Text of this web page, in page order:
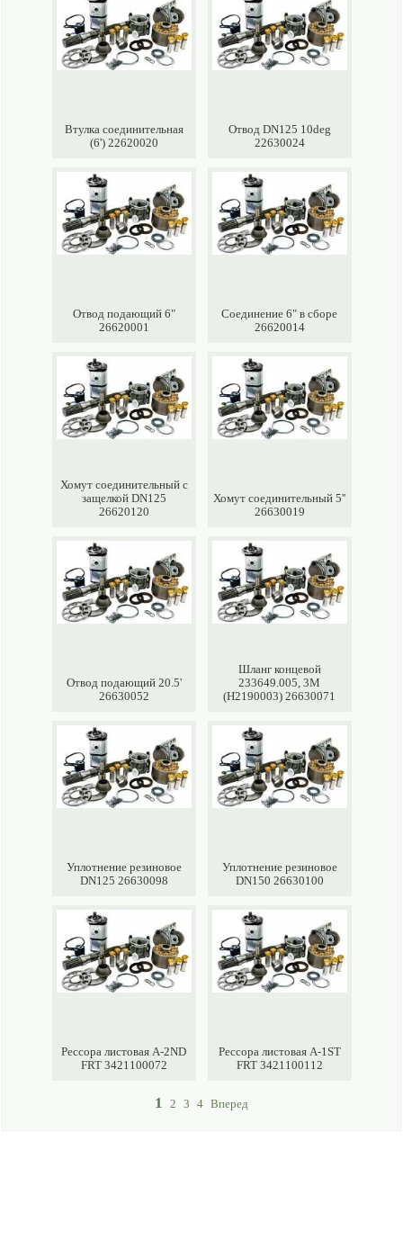
Втулка соединительная
(6') 22620020
Отвод DN125 10deg
22630024
Отвод подающий 6"
26620001
Соединение 6" в сборе
26620014
Хомут соединительный с
защелкой DN125
26620120
Хомут соединительный 5''
26630019
Отвод подающий 20.5'
26630052
Шланг концевой
233649.005, 3M
(H2190003) 26630071
Уплотнение резиновое
DN125 26630098
Уплотнение резиновое
DN150 26630100
Рессора листовая A-2ND
FRT 3421100072
Рессора листовая A-1ST
FRT 3421100112
1 2 3 4 Вперед